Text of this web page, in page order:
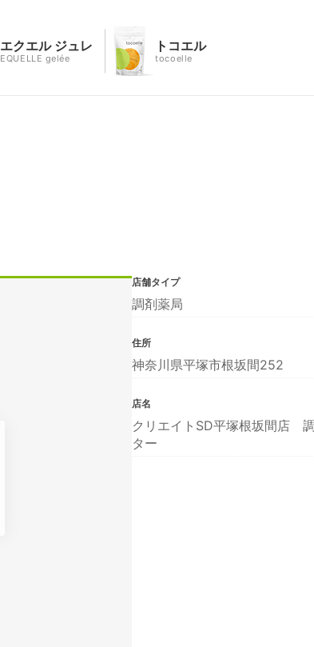
エクエル ジュレ
EQUELLE gelée
トコエル
tocoelle
店舗タイプ
調剤薬局
住所
神奈川県平塚市根坂間252
店名
クリエイトSD平塚根坂間店
ター